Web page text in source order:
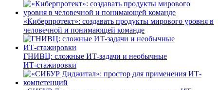
«Киберпротект»: создавать продукты мирового уровня в
человечной и понимающей команде
ГНИВЦ: сложные ИТ‑задачи и необычные
ИТ‑стажировки